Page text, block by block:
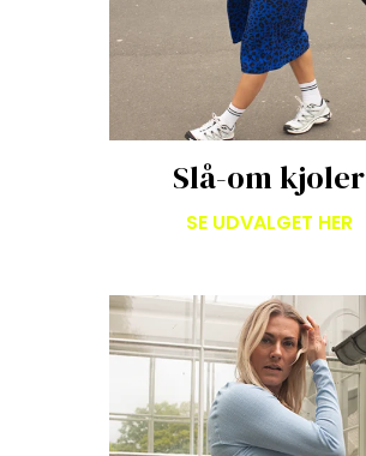
Slå-om kjoler
SE UDVALGET HER